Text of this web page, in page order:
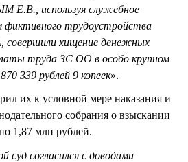
используя служебное
фиктивного трудоустройства
хищение денежных
труда ЗС ОО в особо крупном
339 рублей 9 копеек».
их к условной мере наказания и
собрания о взыскании
1,87 млн рублей.
суд согласился с доводами